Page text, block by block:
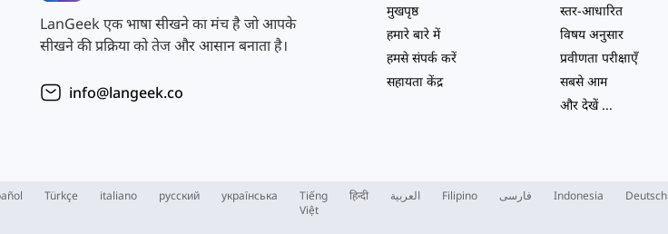
LanGeek एक भाषा सीखने का मंच है जो आपके
सीखने की प्रक्रिया को तेज और आसान बनाता है।
info@langeek.co
मुखपृष्ठ
हमारे बारे में
हमसे संपर्क करें
सहायता केंद्र
स्तर-आधारित
विषय अनुसार
प्रवीणता परीक्षाएँ
सबसे आम
और देखें...
Türkçe italiano русский українська
Tiếng
Việt
हिन्दी العربية Filipino فارسی Indonesia Deutsch